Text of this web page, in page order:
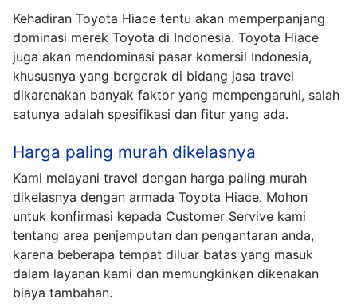
Kehadiran Toyota Hiace tentu akan memperpanjang
dominasi merek Toyota di Indonesia. Toyota Hiace
juga akan mendominasi pasar komersil Indonesia,
khususnya yang bergerak di bidang jasa travel
dikarenakan banyak faktor yang mempengaruhi, salah
satunya adalah spesifikasi dan fitur yang ada.
Harga paling murah dikelasnya
Kami melayani travel dengan harga paling murah
dikelasnya dengan armada Toyota Hiace. Mohon
untuk konfirmasi kepada Customer Servive kami
tentang area penjemputan dan pengantaran anda,
karena beberapa tempat diluar batas yang masuk
dalam layanan kami dan memungkinkan dikenakan
biaya tambahan.